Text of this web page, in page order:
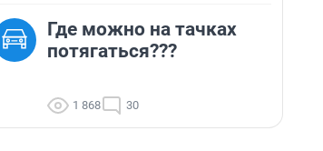
Где можно на тачках
потягаться???
1 868 30